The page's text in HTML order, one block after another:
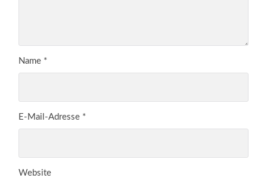
Name *
E-Mail-Adresse *
Website